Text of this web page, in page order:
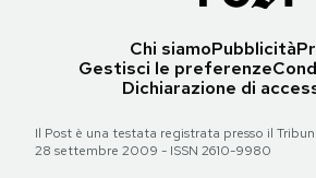
Chi siamoPubblicità
Gestisci le preferenze
Dichiarazione di
Il Post è una testata registrata presso il
28 settembre 2009 - ISSN 2610-9980